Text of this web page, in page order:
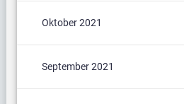
Oktober 2021
September 2021